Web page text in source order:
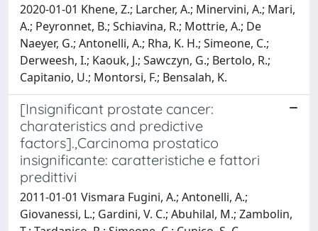
2020-01-01 Khene, Z.; Larcher, A.; Minervini, A.; Mari,
A.; Peyronnet, B.; Schiavina, R.; Mottrie, A.; De
Naeyer, G.; Antonelli, A.; Rha, K. H.; Simeone, C.;
Derweesh, I.; Kaouk, J.; Sawczyn, G.; Bertolo, R.;
Capitanio, U.; Montorsi, F.; Bensalah, K.
[Insignificant prostate cancer:
charateristics and predictive
factors].,Carcinoma prostatico
insignificante: caratteristiche e fattori
predittivi
2011-01-01 Vismara Fugini, A.; Antonelli, A.;
Giovanessi, L.; Gardini, V. C.; Abuhilal, M.; Zambolin,